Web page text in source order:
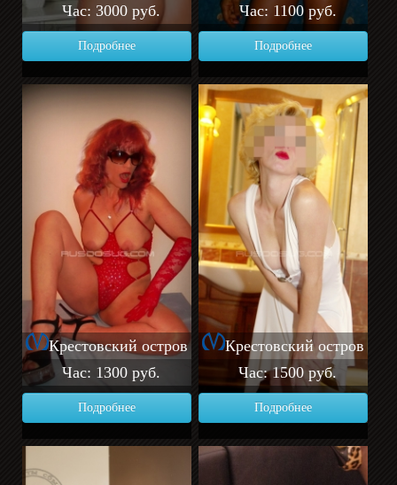
Час: 3000 руб.
Подробнее
Час: 1100 руб.
Подробнее
Крестовский остров
Час: 1300 руб.
Подробнее
Крестовский остров
Час: 1500 руб.
Подробнее